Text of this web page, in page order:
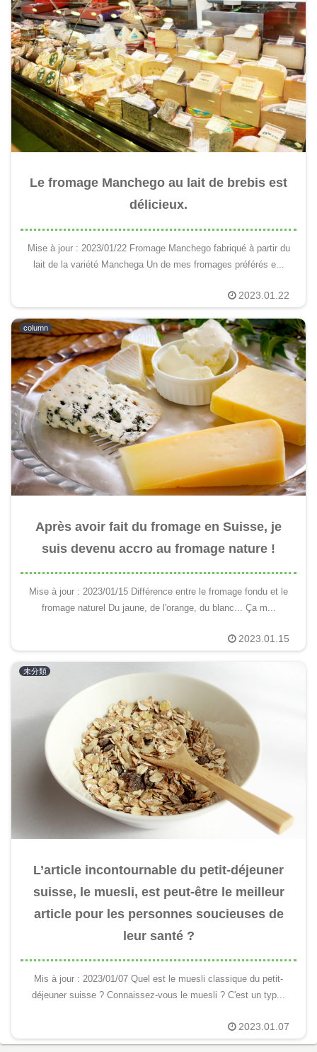
Le fromage Manchego au lait de brebis est
délicieux.
Mise à jour : 2023/01/22 Fromage Manchego fabriqué à partir du
lait de la variété Manchega Un de mes fromages préférés e...
2023.01.22
column
Après avoir fait du fromage en Suisse, je
suis devenu accro au fromage nature !
Mise à jour : 2023/01/15 Différence entre le fromage fondu et le
fromage naturel Du jaune, de l'orange, du blanc... Ça m...
2023.01.15
未分類
L’article incontournable du petit-déjeuner
suisse, le muesli, est peut-être le meilleur
article pour les personnes soucieuses de
leur santé ?
Mis à jour : 2023/01/07 Quel est le muesli classique du petit-
déjeuner suisse ? Connaissez-vous le muesli ? C'est un typ...
2023.01.07